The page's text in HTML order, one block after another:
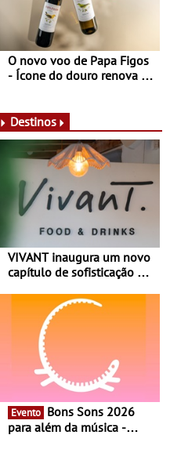
O novo voo de Papa Figos
- Ícone do douro renova a
líder
Destinos
VIVANT inaugura um novo
capítulo de sofisticação no
gerência, o Vivant reabre
na Quinta do Lago com
uma experiência que une
gastronomia mediterrânica,
cocktails de assinatura e
música
Evento
para além da música -